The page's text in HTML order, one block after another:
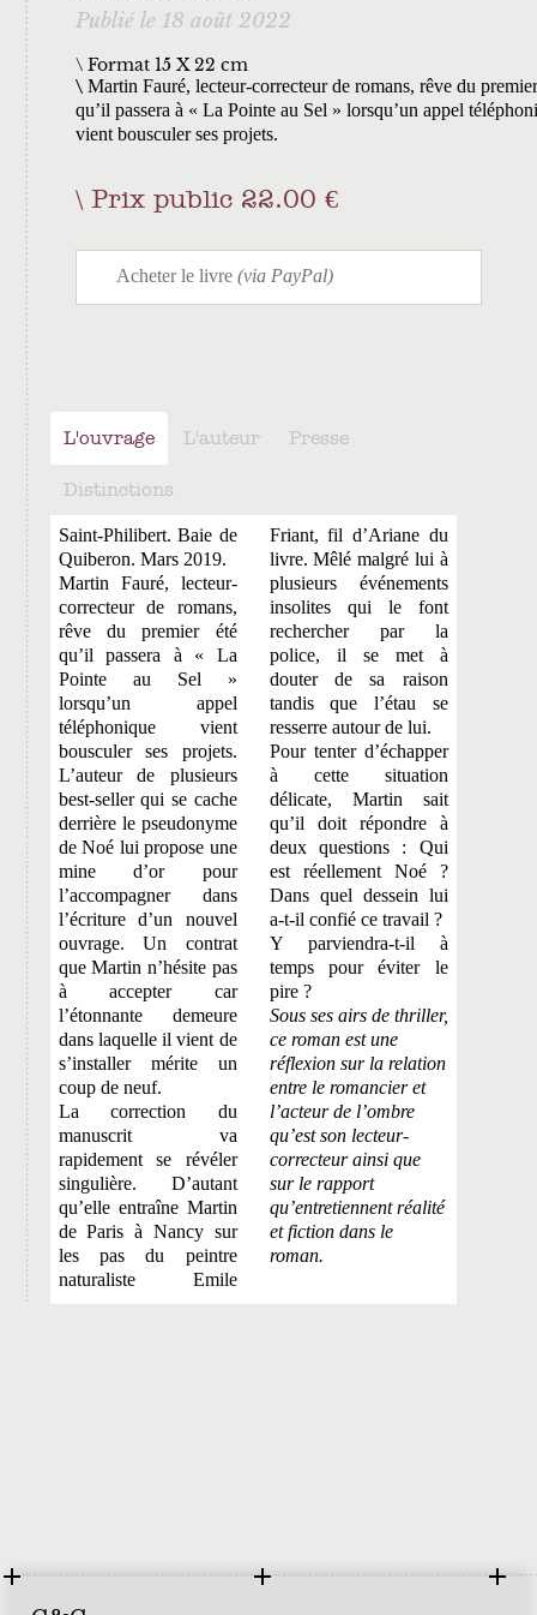
Publié le 18 août 2022
\ Format 15 X 22 cm
Martin Fauré, lecteur-correcteur de romans, rêve du
qu’il passera à « La Pointe au Sel » lorsqu’un appel
vient bousculer ses projets.
Prix public 22.00 €
L'ouvrage L'auteur Presse
Distinctions
Saint-Philibert. Baie de
Quiberon. Mars 2019.
Martin Fauré, lecteur-
correcteur de romans,
rêve du premier été
qu’il passera à « La
Pointe au Sel »
lorsqu’un appel
téléphonique vient
bousculer ses projets.
L’auteur de plusieurs
best-seller qui se cache
derrière le pseudonyme
de Noé lui propose une
mine d’or pour
l’accompagner dans
l’écriture d’un nouvel
ouvrage. Un contrat
que Martin n’hésite pas
à accepter car
l’étonnante demeure
dans laquelle il vient de
s’installer mérite un
coup de neuf.
La correction du
manuscrit va
rapidement se révéler
singulière. D’autant
qu’elle entraîne Martin
de Paris à Nancy sur
les pas du peintre
naturaliste Emile
Friant, fil d’Ariane du
livre. Mêlé malgré lui à
plusieurs événements
insolites qui le font
rechercher par la
police, il se met à
douter de sa raison
tandis que l’étau se
resserre autour de lui.
Pour tenter d’échapper
à cette situation
délicate, Martin sait
qu’il doit répondre à
deux questions : Qui
est réellement Noé ?
Dans quel dessein lui
a-t-il confié ce travail ?
Y parviendra-t-il à
temps pour éviter le
pire ?
Sous ses airs de thriller,
ce roman est une
réflexion sur la relation
entre le romancier et
l’acteur de l’ombre
qu’est son lecteur-
correcteur ainsi que
sur le rapport
qu’entretiennent réalité
et fiction dans le
roman.